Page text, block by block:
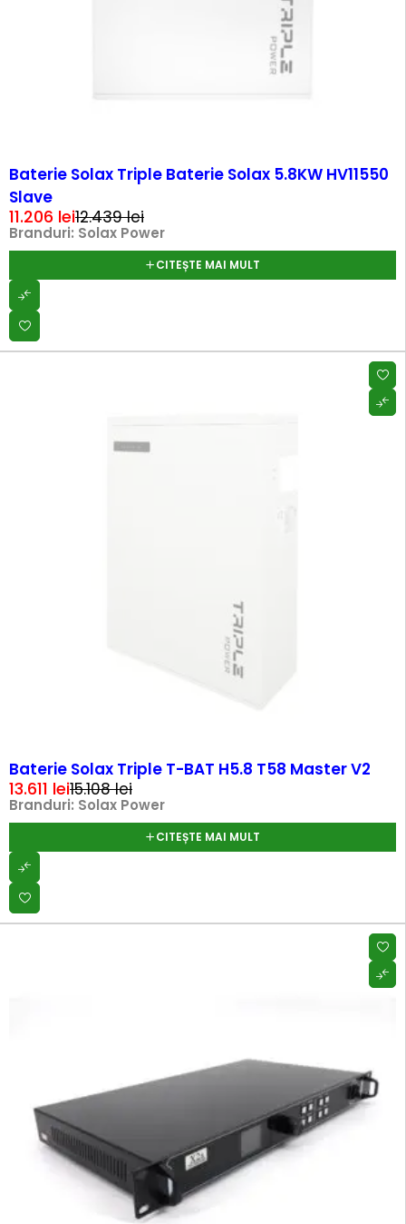
SOLD OUT
Baterie Solax Triple Baterie Solax 5.8KW HV11550
Slave
12.439lei
11.206 lei
Branduri: Solax Power
CITEȘTE MAI MULT
SOLD OUT
Baterie Solax Triple T-BAT H5.8 T58 Master V2
15.108lei
13.611 lei
Branduri: Solax Power
CITEȘTE MAI MULT